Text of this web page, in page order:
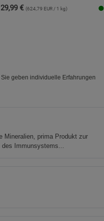
29,99 € (624,79 EUR / 1 kg)
geben individuelle Erfahrungen
Mineralien, prima Produkt zur
des Immunsystems...